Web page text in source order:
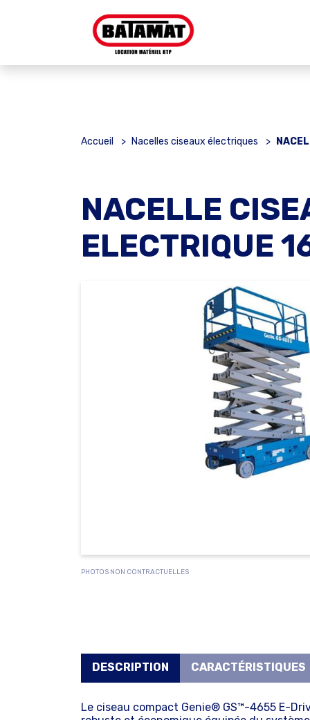
Accueil > Nacelles ciseaux électriques >
NACELLE
ELECTRIQUE
PHOTOS NON CONTRACTUELLES
DESCRIPTION CARACTÉRISTIQUES
Le ciseau compact Genie® GS™-4655 E-